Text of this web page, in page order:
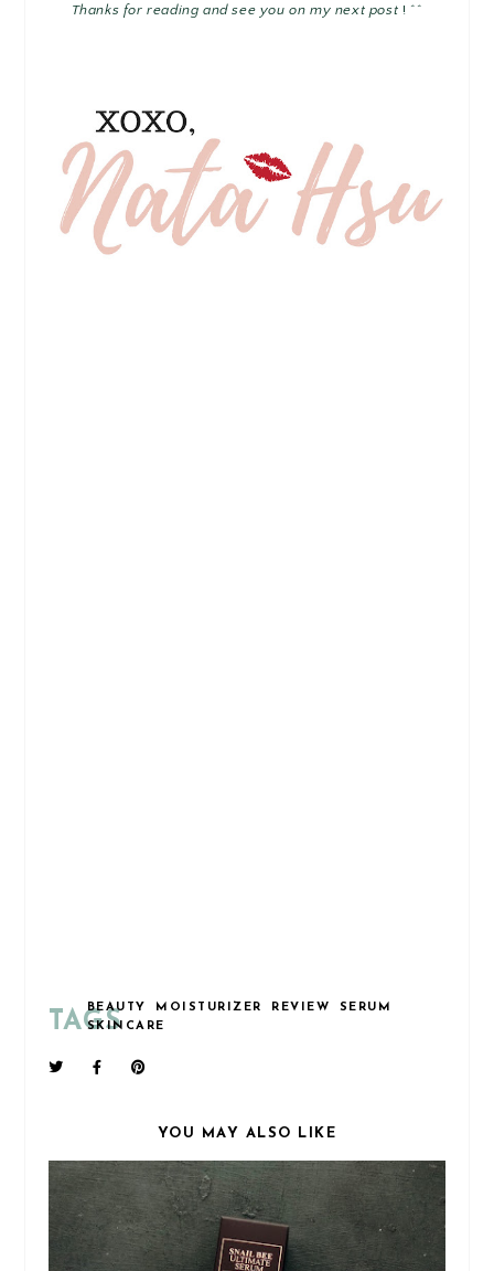
Thanks for reading and see you on my next post ! ^^
TAGS
BEAUTY MOISTURIZER REVIEW
SERUM
SKINCARE
YOU MAY ALSO LIKE